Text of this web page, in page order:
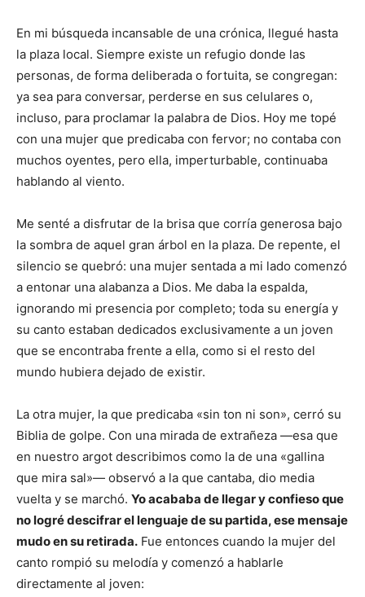
En mi búsqueda incansable de una crónica, llegué hasta
la plaza local. Siempre existe un refugio donde las
personas, de forma deliberada o fortuita, se congregan:
ya sea para conversar, perderse en sus celulares o,
incluso, para proclamar la palabra de Dios. Hoy me topé
con una mujer que predicaba con fervor; no contaba con
muchos oyentes, pero ella, imperturbable, continuaba
hablando al viento.
Me senté a disfrutar de la brisa que corría generosa bajo
la sombra de aquel gran árbol en la plaza. De repente, el
silencio se quebró: una mujer sentada a mi lado comenzó
a entonar una alabanza a Dios. Me daba la espalda,
ignorando mi presencia por completo; toda su energía y
su canto estaban dedicados exclusivamente a un joven
que se encontraba frente a ella, como si el resto del
mundo hubiera dejado de existir.
La otra mujer, la que predicaba «sin ton ni son», cerró su
Biblia de golpe. Con una mirada de extrañeza —esa que
en nuestro argot describimos como la de una «gallina
que mira sal»— observó a la que cantaba, dio media
vuelta y se marchó. Yo acababa de llegar y confieso que
no logré descifrar el lenguaje de su partida, ese mensaje
mudo en su retirada. Fue entonces cuando la mujer del
canto rompió su melodía y comenzó a hablarle
directamente al joven: